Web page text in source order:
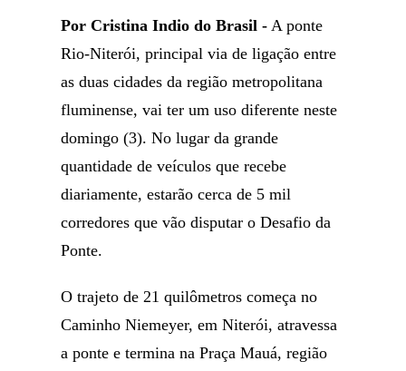
Por Cristina Indio do Brasil - A ponte
Rio-Niterói, principal via de ligação entre
as duas cidades da região metropolitana
fluminense, vai ter um uso diferente neste
domingo (3). No lugar da grande
quantidade de veículos que recebe
diariamente, estarão cerca de 5 mil
corredores que vão disputar o Desafio da
Ponte.
O trajeto de 21 quilômetros começa no
Caminho Niemeyer, em Niterói, atravessa
a ponte e termina na Praça Mauá, região